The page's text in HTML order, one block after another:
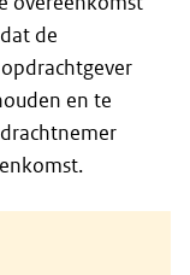
de
en te